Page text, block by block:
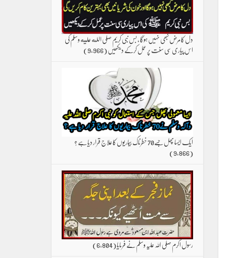
دل کا مرض کبھی نہیں ہوگا ، بس نبی کریم صلی الله علیه وسلم کی
اس پیاری سی سنت پر عمل کرکے دیکھیں(9,966)
ایک ایسا پھل جسے70 خطرناک بیماریوں کا علاج قرار دیا ہے ؟
(9,866)
رسول اکرم صلی اللہ علیہ وسلم نے فرمایا(6,804)